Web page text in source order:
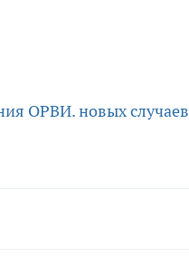
ОРВИ.новых случаев